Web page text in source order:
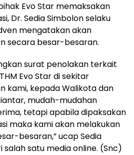
Evo Star memaksakan
Dr. Sedia Simbolon selaku
mengatakan akan
secara besar-besaran.
surat penolakan terkait
Evo Star di sekitar
kami, kepada Walikota dan
mudah-mudahan
tetapi apabila dipaksakan
maka kami akan melakukan
besaran,” ucap Sedia
salah satu media online. (Snc)